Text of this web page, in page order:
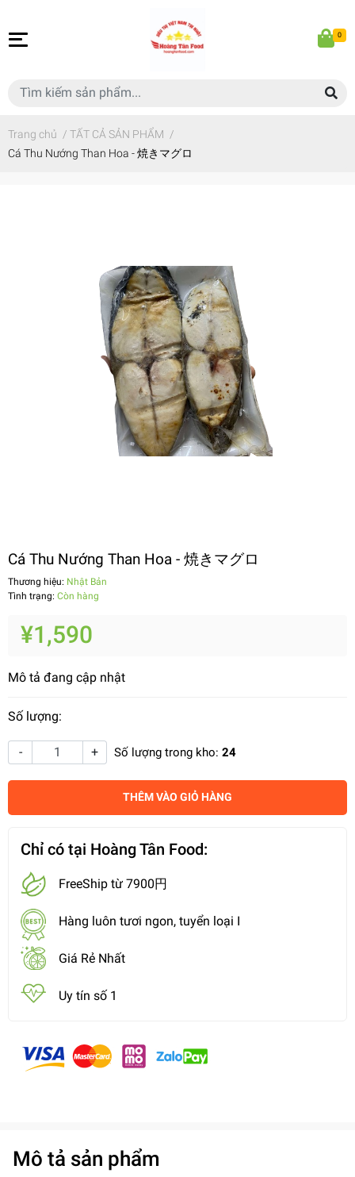
0
Trang chủ / TẤT CẢ SẢN PHẨM /
Cá Thu Nướng Than Hoa - 焼きマグロ
Cá Thu Nướng Than Hoa - 焼きマグロ
Thương hiệu: Nhật Bản
Tình trạng: Còn hàng
¥1,590
Mô tả đang cập nhật
Số lượng:
- + Số lượng trong kho: 24
THÊM VÀO GIỎ HÀNG
Chỉ có tại Hoàng Tân Food:
FreeShip từ 7900円
Hàng luôn tươi ngon, tuyển loại I
Giá Rẻ Nhất
Uy tín số 1
Mô tả sản phẩm